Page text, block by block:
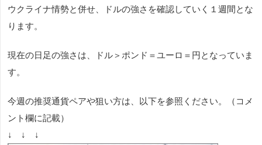
ウクライナ情勢と併せ、ドルの強さを確認していく１週間とな
ります。
現在の日足の強さは、ドル＞ポンド＝ユーロ＝円となっていま
す。
今週の推奨通貨ペアや狙い方は、以下を参照ください。（コメ
ント欄に記載）
↓ ↓ ↓